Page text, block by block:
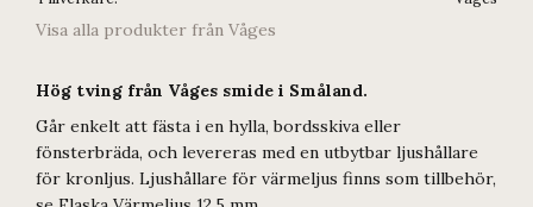
Visa alla produkter från Våges
Hög tving från Våges smide i Småland.
Går enkelt att fästa i en hylla, bordsskiva eller
fönsterbräda, och levereras med en utbytbar ljushållare
för kronljus. Ljushållare för värmeljus finns som tillbehör,